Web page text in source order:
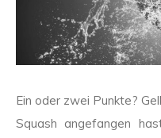
Ein oder zwei Punkte?
Squash angefangen